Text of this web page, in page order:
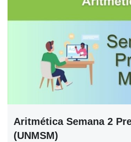
Aritmética Semana 2
(UNMSM)